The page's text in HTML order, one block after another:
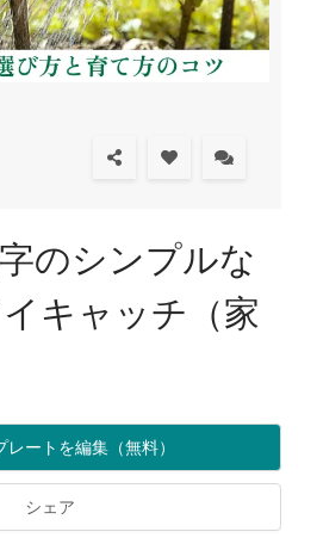
のシンプルな
キャッチ（家
レートを編集（無料）
シェア